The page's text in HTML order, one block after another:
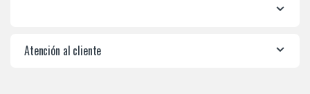
Atención al cliente